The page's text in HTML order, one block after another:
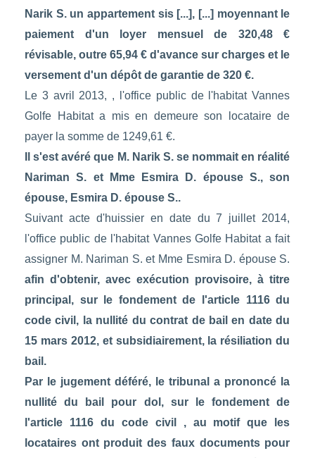
Narik S. un appartement sis [...], [...] moyennant le
paiement d'un loyer mensuel de 320,48 €
révisable, outre 65,94 € d'avance sur charges et le
versement d'un dépôt de garantie de 320 €.
Le 3 avril 2013, , l'office public de l'habitat Vannes
Golfe Habitat a mis en demeure son locataire de
payer la somme de 1249,61 €.
Il s'est avéré que M. Narik S. se nommait en réalité
Nariman S. et Mme Esmira D. épouse S., son
épouse, Esmira D. épouse S..
Suivant acte d'huissier en date du 7 juillet 2014,
l'office public de l'habitat Vannes Golfe Habitat a fait
assigner M. Nariman S. et Mme Esmira D. épouse S.
afin d'obtenir, avec exécution provisoire, à titre
principal, sur le fondement de l'article 1116 du
code civil, la nullité du contrat de bail en date du
15 mars 2012, et subsidiairement, la résiliation du
bail.
Par le jugement déféré, le tribunal a prononcé la
nullité du bail pour dol, sur le fondement de
l'article 1116 du code civil , au motif que les
locataires ont produit des faux documents pour